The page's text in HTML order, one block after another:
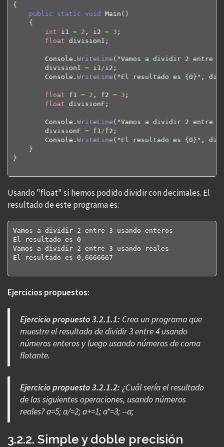
{
public
static void Main ( )
{
int i1 = 2 , i2 = 3 ;
float divisionI;
        Console.
WriteLine ( "Vamos a dividir 2 entre 3
        divisionI
= i1 /i2;
        Console.
WriteLine ( "El resultado es {0}" ,
float f1 = 2 , f2 = 3 ;
float divisionF;
        Console.
WriteLine ( "Vamos a dividir 2 entre 3
        divisionF
= f1 /f2;
        Console.
WriteLine ( "El resultado es {0}" ,
}
}
Usando "float" sí hemos podido dividir con decimales. El
resultado de este programa es:
Vamos a dividir 2 entre 3 usando enteros
El resultado es 0
Vamos a dividir 2 entre 3 usando reales
El resultado es 0,6666667
Ejercicios propuestos:
Ejercicio propuesto 3.2.1.1: Crea un programa que
muestre el resultado de dividir 3 entre 4 usando
números enteros y luego usando números de coma
flotante.
Ejercicio propuesto 3.2.1.2: ¿Cuál sería el resultado
de las siguientes operaciones, usando números
reales? a=5; a/=2; a+=1; a*=3; --a;
3.2.2. Simple y doble precisión